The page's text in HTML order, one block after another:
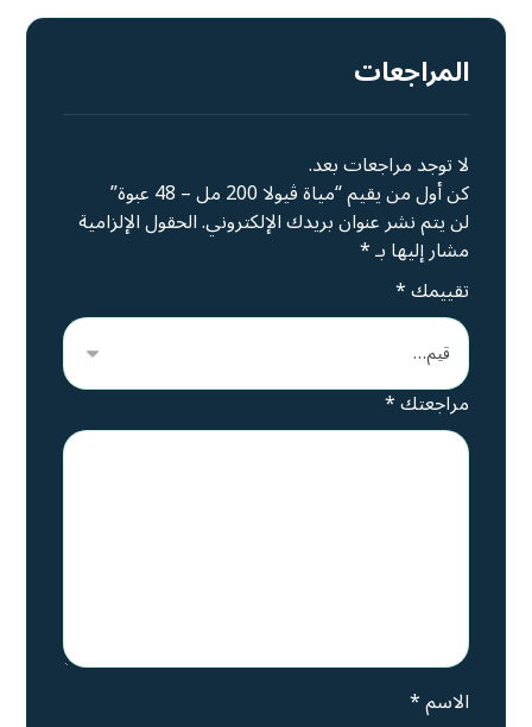
المراجعات
لا توجد مراجعات بعد.
كن أول من يقيم “مياة ڤيولا 200 مل – 48 عبوة”
لن يتم نشر عنوان بريدك الإلكتروني.الحقول الإلزامية
مشار إليها بـ*
تقييمك*
مراجعتك*
الاسم*